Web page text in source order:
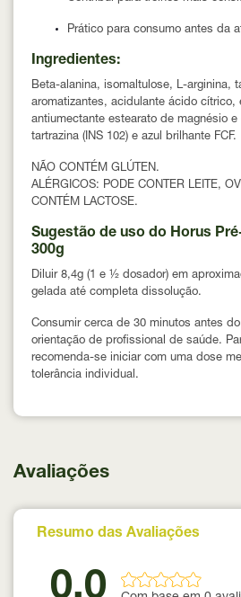
Prático para consumo antes da
Ingredientes:
Beta-alanina, isomaltulose, L-arginina,
aromatizantes, acidulante ácido cítrico,
antiumectante estearato de magnésio
tartrazina (INS 102) e azul brilhante FCF.
NÃO CONTÉM GLÚTEN.
ALÉRGICOS: PODE CONTER LEITE,
CONTÉM LACTOSE.
Sugestão de uso do Horus
300g
Diluir 8,4g (1 e ½ dosador) em
gelada até completa dissolução.
Consumir cerca de 30 minutos antes
orientação de profissional de saúde.
recomenda-se iniciar com uma dose
tolerância individual.
Avaliações
Resumo das Avaliações